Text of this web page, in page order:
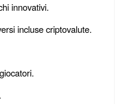
innovativi.
incluse criptovalute.